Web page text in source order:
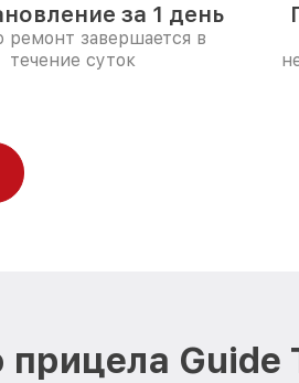
за 1 день
ремонт завершается в
течение суток
Guide